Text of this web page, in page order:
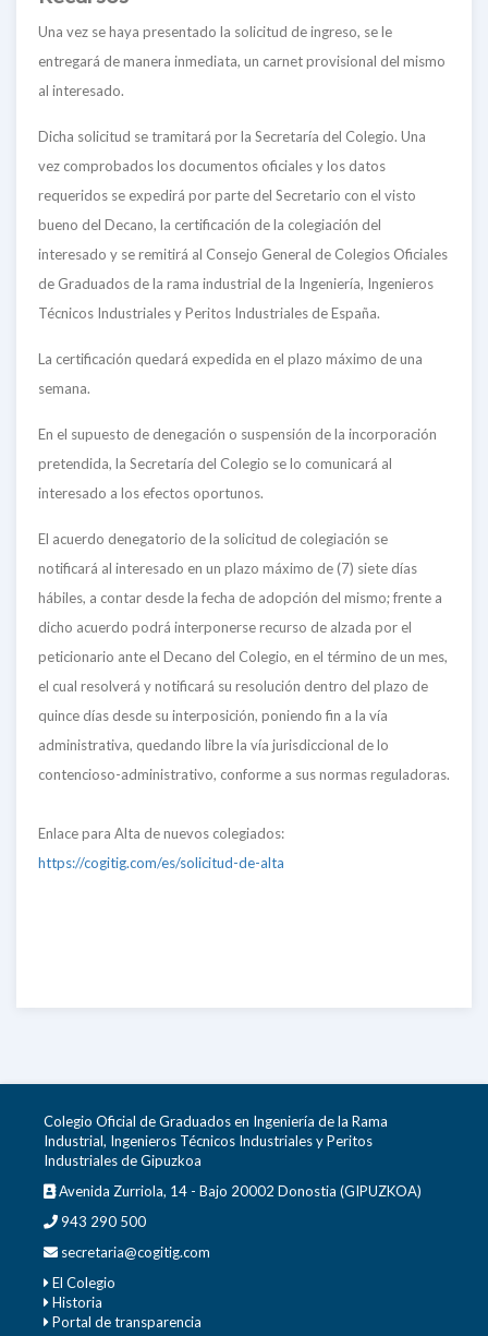
Una vez se haya presentado la solicitud de ingreso, se le
entregará de manera inmediata, un carnet provisional del mismo
al interesado.
Dicha solicitud se tramitará por la Secretaría del Colegio. Una
vez comprobados los documentos oficiales y los datos
requeridos se expedirá por parte del Secretario con el visto
bueno del Decano, la certificación de la colegiación del
interesado y se remitirá al Consejo General de Colegios Oficiales
de Graduados de la rama industrial de la Ingeniería, Ingenieros
Técnicos Industriales y Peritos Industriales de España.
La certificación quedará expedida en el plazo máximo de una
semana.
En el supuesto de denegación o suspensión de la incorporación
pretendida, la Secretaría del Colegio se lo comunicará al
interesado a los efectos oportunos.
El acuerdo denegatorio de la solicitud de colegiación se
notificará al interesado en un plazo máximo de (7) siete días
hábiles, a contar desde la fecha de adopción del mismo; frente a
dicho acuerdo podrá interponerse recurso de alzada por el
peticionario ante el Decano del Colegio, en el término de un mes,
el cual resolverá y notificará su resolución dentro del plazo de
quince días desde su interposición, poniendo fin a la vía
administrativa, quedando libre la vía jurisdiccional de lo
contencioso-administrativo, conforme a sus normas reguladoras.
Enlace para Alta de nuevos colegiados:
https://cogitig.com/es/solicitud-de-alta
Colegio Oficial de Graduados en Ingeniería de la Rama
Industrial, Ingenieros Técnicos Industriales y Peritos
Industriales de Gipuzkoa
Avenida Zurriola, 14 - Bajo 20002 Donostia (GIPUZKOA)
943 290 500
secretaria@cogitig.com
El Colegio
Historia
Portal de transparencia